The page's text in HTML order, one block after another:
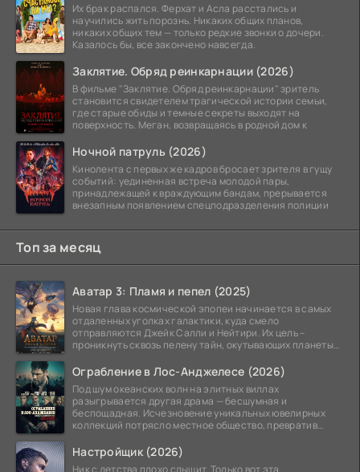
Их брак распался. Ферхат и Асла расстались и
научились жить порознь. Никаких общих планов,
никаких общих тем — только редкие звонки о дочери.
Казалось бы, все закончено навсегда.
Заклятие. Обряд реинкарнации (2026)
В фильме "Заклятие. Обряд реинкарнации" зритель
становится свидетелем трагической истории семьи,
где старые обиды и темные секреты выходят на
поверхность. Меган, возвращаясь в родной дом к
Ночной патруль (2026)
Кинолента с первых же кадров бросает зрителя в гущу
событий: уединенная встреча молодой пары,
принадлежащей к враждующим бандам, прерывается
внезапным появлением спецподразделения полиции
Топ за месяц
Аватар 3: Пламя и пепел (2025)
Новая глава космической эпопеи начинается в самых
отдаленных уголках галактики, куда смело
отправляются Джейк Салли и Нейтири. Их цель –
проникнуть сквозь пелену тайн, окутывающих планеты
Ограбление в Лос-Анджелесе (2026)
Под шум океанских волн на элитных виллах
разыгрывается другая драма — бесшумная и
беспощадная. Исчезновение уникальных ювелирных
коллекций потрясло местное общество, превратив
Настройщик (2026)
Ник с детства плохо слышит. Только вот эта